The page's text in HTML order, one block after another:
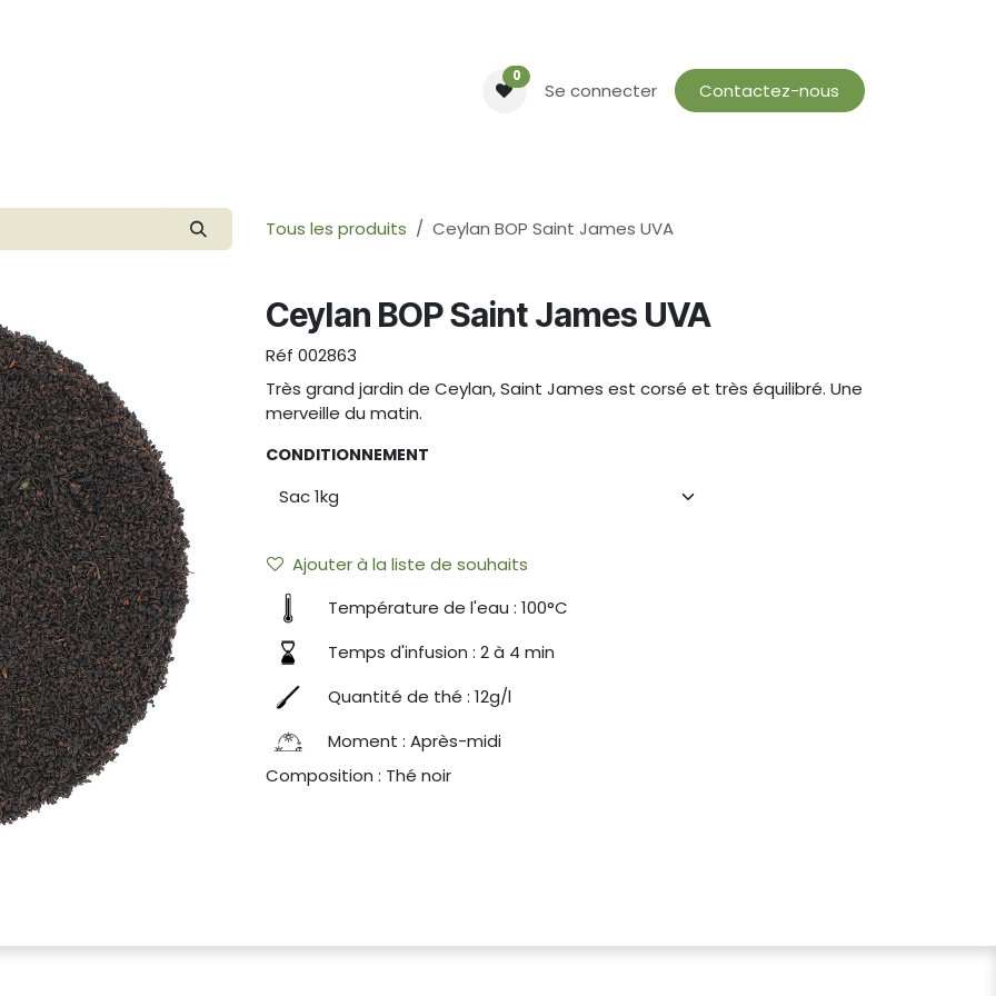
0
Se connecter Contactez-nous
Tous les produits Ceylan BOP Saint James UVA
Ceylan BOP Saint James UVA
Réf 002863
Très grand jardin de Ceylan, Saint James est corsé et très équilibré. Une
merveille du matin.
CONDITIONNEMENT
Ajouter à la liste de souhaits
Température de l'eau : 100°C
Temps d'infusion : 2 à 4 min
Quantité de thé : 12g/l
Moment : Après-midi
Composition : Thé noir